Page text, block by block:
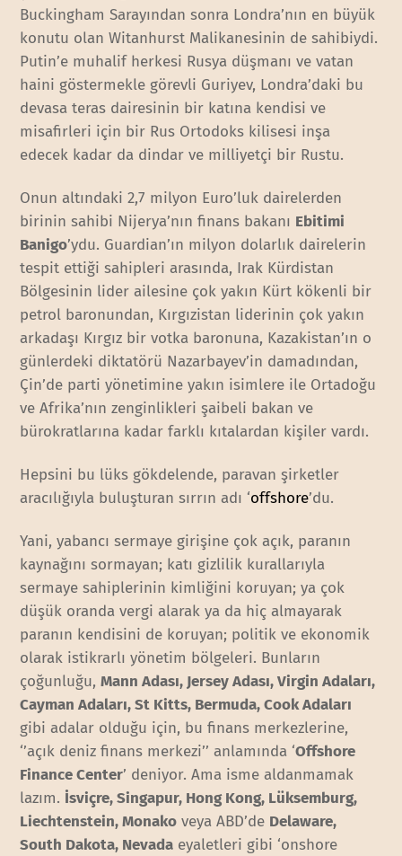
Buckingham Sarayından sonra Londra’nın en büyük
konutu olan Witanhurst Malikanesinin de sahibiydi.
Putin’e muhalif herkesi Rusya düşmanı ve vatan
haini göstermekle görevli Guriyev, Londra’daki bu
devasa teras dairesinin bir katına kendisi ve
misafirleri için bir Rus Ortodoks kilisesi inşa
edecek kadar da dindar ve milliyetçi bir Rustu.
Onun altındaki 2,7 milyon Euro’luk dairelerden
birinin sahibi Nijerya’nın finans bakanı Ebitimi
Banigo’ydu. Guardian’ın milyon dolarlık dairelerin
tespit ettiği sahipleri arasında, Irak Kürdistan
Bölgesinin lider ailesine çok yakın Kürt kökenli bir
petrol baronundan, Kırgızistan liderinin çok yakın
arkadaşı Kırgız bir votka baronuna, Kazakistan’ın o
günlerdeki diktatörü Nazarbayev’in damadından,
Çin’de parti yönetimine yakın isimlere ile Ortadoğu
ve Afrika’nın zenginlikleri şaibeli bakan ve
bürokratlarına kadar farklı kıtalardan kişiler vardı.
Hepsini bu lüks gökdelende, paravan şirketler
aracılığıyla buluşturan sırrın adı ‘offshore’du.
Yani, yabancı sermaye girişine çok açık, paranın
kaynağını sormayan; katı gizlilik kurallarıyla
sermaye sahiplerinin kimliğini koruyan; ya çok
düşük oranda vergi alarak ya da hiç almayarak
paranın kendisini de koruyan; politik ve ekonomik
olarak istikrarlı yönetim bölgeleri. Bunların
çoğunluğu,Mann Adası, Jersey Adası, Virgin Adaları,
Cayman Adaları, St Kitts, Bermuda, Cook Adaları
gibi adalar olduğu için, bu finans merkezlerine,
‘’açık deniz finans merkezi’’ anlamında ‘Offshore
Finance Center’ deniyor. Ama isme aldanmamak
lazım. İsviçre, Singapur, Hong Kong, Lüksemburg,
Liechtenstein, Monako veya ABD’de Delaware,
South Dakota, Nevada eyaletleri gibi ‘onshore